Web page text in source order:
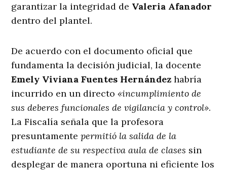
garantizar la integridad de Valeria Afanador
dentro del plantel.
De acuerdo con el documento oficial que
fundamenta la decisión judicial, la docente
Emely Viviana Fuentes Hernández habría
incurrido en un directo«incumplimiento de
sus deberes funcionales de vigilancia y control».
La Fiscalía señala que la profesora
presuntamentepermitió la salida de la
estudiante de su respectiva aula de clases sin
desplegar de manera oportuna ni eficiente los